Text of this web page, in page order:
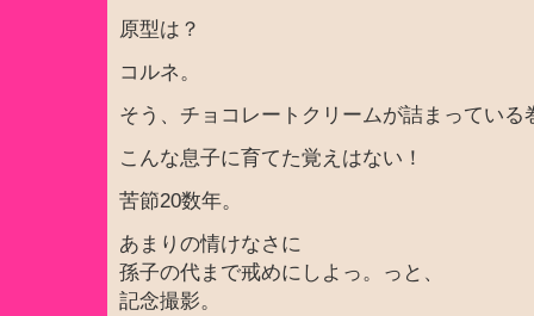
原型は？
コルネ。
そう、チョコレートクリームが詰まっている
こんな息子に育てた覚えはない！
苦節20数年。
あまりの情けなさに
孫子の代まで戒めにしよっ。っと、
記念撮影。